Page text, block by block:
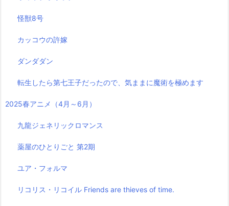
怪獣8号
カッコウの許嫁
ダンダダン
転生したら第七王子だったので、気ままに魔術を極めます
2025春アニメ（4月～6月）
九龍ジェネリックロマンス
薬屋のひとりごと 第2期
ユア・フォルマ
リコリス・リコイル Friends are thieves of time.